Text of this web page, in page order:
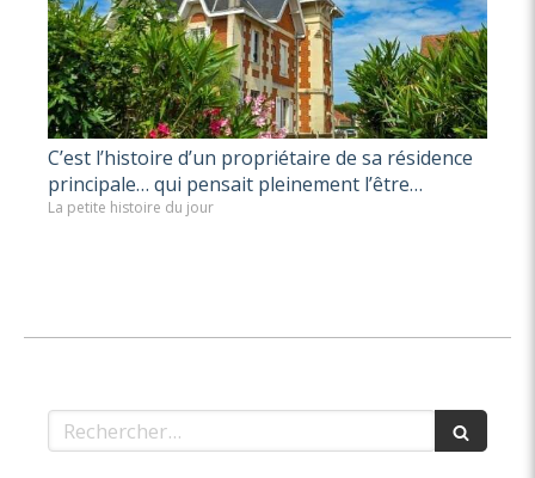
C’est l’histoire d’un propriétaire de sa résidence
principale… qui pensait pleinement l’être…
La petite histoire du jour
Rechercher